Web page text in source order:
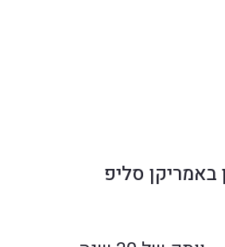
באמריקן סליפ